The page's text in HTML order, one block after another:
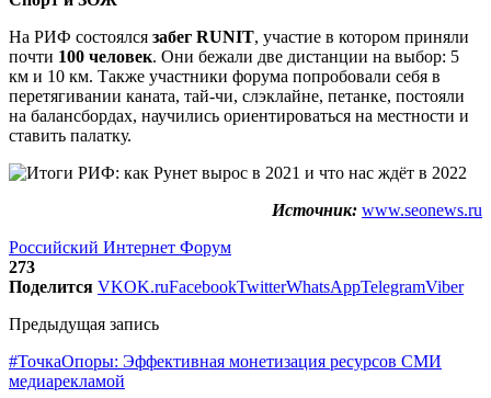
На РИФ состоялся забег RUNIT, участие в котором приняли
почти 100 человек. Они бежали две дистанции на выбор: 5
км и 10 км. Также участники форума попробовали себя в
перетягивании каната, тай-чи, слэклайне, петанке, постояли
на балансбордах, научились ориентироваться на местности и
ставить палатку.
Источник: www.seonews.ru
Российский Интернет Форум
273
Поделится VKOK.ruFacebookTwitterWhatsAppTelegramViber
Предыдущая запись
#ТочкаОпоры: Эффективная монетизация ресурсов СМИ
медиарекламой